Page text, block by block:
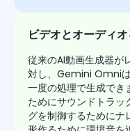
ビデオとオーディ
従来のAI動画生成器が
対し、Gemini Omni
一度の処理で生成でき
ためにサウンドトラッ
グを制御するためにナ